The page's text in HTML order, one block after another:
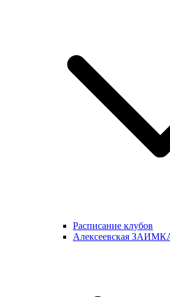
Расписание клубов
Алексеевская